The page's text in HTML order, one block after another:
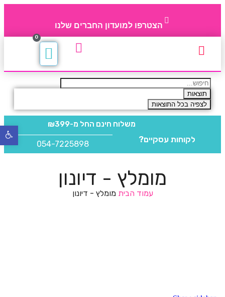
הצטרפו למועדון החברים שלנו
0
תוצאות
לצפיה בכל התוצאות
משלוח חינם החל מ-₪399
לקוחות עסקיים? 054-7225898
מומלץ - דיונון
עמוד הביתמומלץ - דיונון
פתח